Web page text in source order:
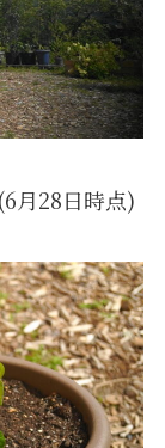
月28日時点)